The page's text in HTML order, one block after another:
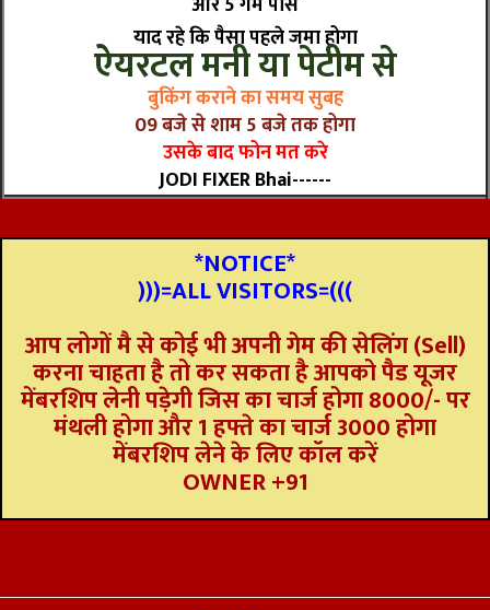
याद रहे कि पैसा पहले जमा होगा
ऐयरटल मनी या पेटीम से
बुकिंग कराने का समय सुबह
09 बजे से शाम 5 बजे तक होगा
उसके बाद फोन मत करे
JODI FIXER Bhai------
*NOTICE*
)))=ALL VISITORS=(((
आप लोगों मै से कोई भी अपनी गेम की सेलिंग (Sell)
करना चाहता है तो कर सकता है आपको पैड यूजर
मेंबरशिप लेनी पड़ेगी जिस का चार्ज होगा 8000/- पर
मंथली होगा और 1 हफ्ते का चार्ज 3000 होगा
मेंबरशिप लेने के लिए कॉल करें
OWNER +91